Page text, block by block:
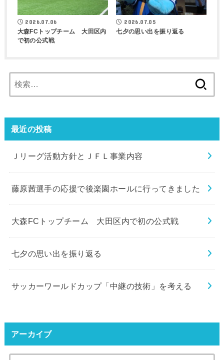
2026.07.06
大森FCトップチーム 大田区内
で初の公式戦
2026.07.05
七夕の思い出を振り返る
索:
最近の投稿
Ｊリーグ活動方針とＪＦＬ事業内容
藤原茜選手の応援で後楽園ホールに行ってきました
大森FCトップチーム 大田区内で初の公式戦
七夕の思い出を振り返る
サッカーワールドカップ「中継の技術」を考える
アーカイブ